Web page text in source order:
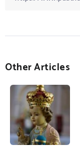
Other Articles